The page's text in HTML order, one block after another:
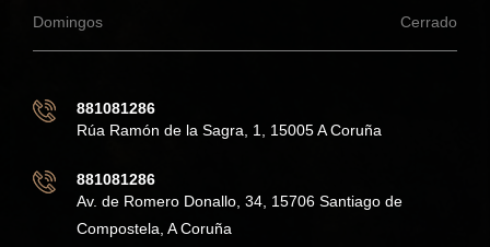
Domingos Cerrado
881081286
Rúa Ramón de la Sagra, 1, 15005 A Coruña
881081286
Av. de Romero Donallo, 34, 15706 Santiago de
Compostela, A Coruña